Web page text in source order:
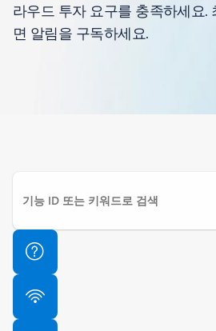
라우드 투자 요구를 충족하세요.
면 알림을 구독하세요.